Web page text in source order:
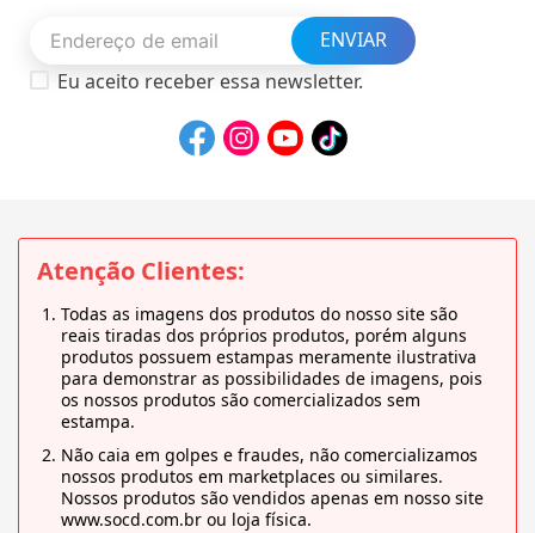
ENVIAR
Eu aceito receber essa newsletter.
Atenção Clientes:
Todas as imagens dos produtos do nosso site são
reais tiradas dos próprios produtos, porém alguns
produtos possuem estampas meramente ilustrativa
para demonstrar as possibilidades de imagens, pois
os nossos produtos são comercializados sem
estampa.
Não caia em golpes e fraudes, não comercializamos
nossos produtos em marketplaces ou similares.
Nossos produtos são vendidos apenas em nosso site
www.socd.com.br ou loja física.